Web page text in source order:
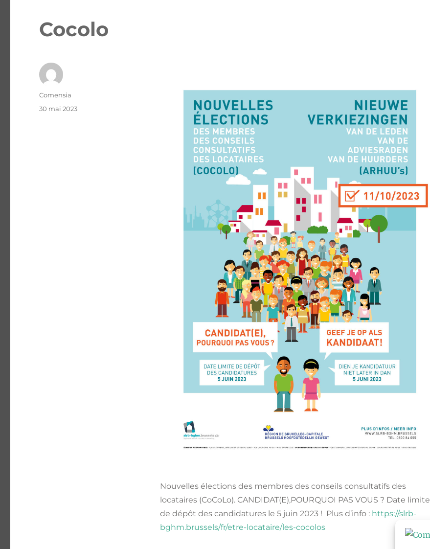
Cocolo
Nouvelles élections des membres des conseils consultatifs des
locataires (CoCoLo). CANDIDAT(E),POURQUOI PAS VOUS ? Date limite
de dépôt des candidatures le 5 juin 2023 ! Plus d’info : https://slrb-
bghm.brussels/fr/etre-locataire/les-cocolos
Comensia
30 mai 2023